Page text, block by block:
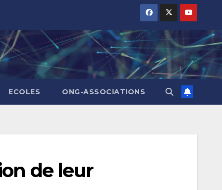
ECOLES ONG-ASSOCIATIONS
de leur